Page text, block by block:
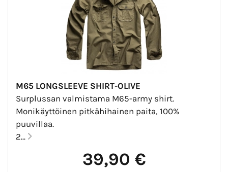
M65 LONGSLEEVE SHIRT-OLIVE
Surplussan valmistama M65-army shirt.
Monikäyttöinen pitkähihainen paita, 100%
puuvillaa.
2...
39,90 €